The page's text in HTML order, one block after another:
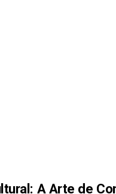
A Arte de